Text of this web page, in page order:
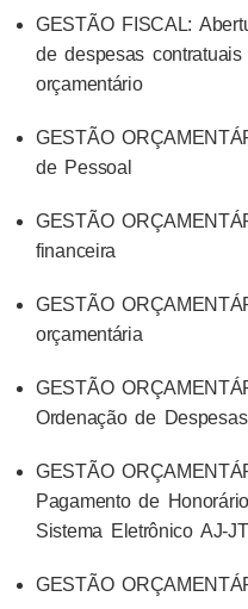
GESTÃO FISCAL:
de despesas
orçamentário
GESTÃO
de Pessoal
GESTÃO
financeira
GESTÃO
orçamentária
GESTÃO
Ordenação de
GESTÃO
Pagamento de
Sistema Eletrônico AJ-
GESTÃO